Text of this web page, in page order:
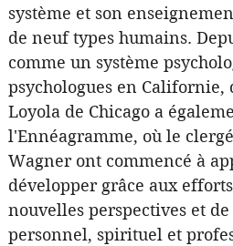
système et son
de neuf types humains.
comme un système
psychologues en
Loyola de Chicago a
l'Ennéagramme, où le
Wagner ont commencé à
développer grâce aux
nouvelles perspectives et
personnel, spirituel et